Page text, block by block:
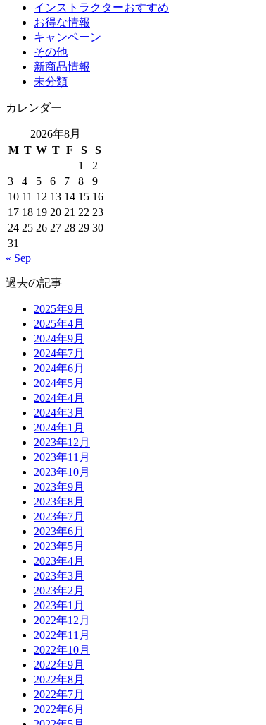
インストラクターおすすめ
お得な情報
キャンペーン
その他
新商品情報
未分類
カレンダー
2026年8月
M T W T F S
S
1
2
3
4 5 6 7 8
9
10 11 12 13 14 15 16
17 18 19 20 21 22 23
24 25 26 27 28 29 30
31
« Sep
過去の記事
2025年9月
2025年4月
2024年9月
2024年7月
2024年6月
2024年5月
2024年4月
2024年3月
2024年1月
2023年12月
2023年11月
2023年10月
2023年9月
2023年8月
2023年7月
2023年6月
2023年5月
2023年4月
2023年3月
2023年2月
2023年1月
2022年12月
2022年11月
2022年10月
2022年9月
2022年8月
2022年7月
2022年6月